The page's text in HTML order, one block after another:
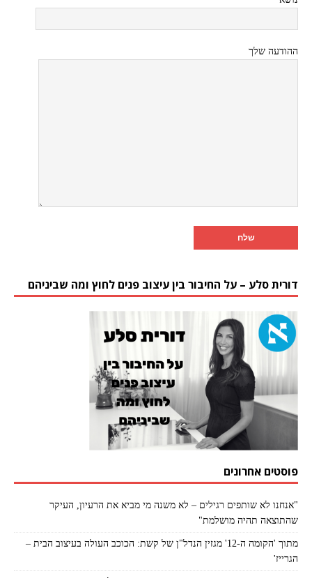
ההודעה שלך
דורית סלע – על החיבור בין עיצוב פנים לחוץ ומה שביניהם
פוסטים אחרונים
"אנחנו לא שותפים רגילים – לא משנה מי מביא את הרעיון, העיקר
שהתוצאה תהיה מושלמת"
מתוך 'הקומה ה-12' מגזין הנדל"ן של קשת: הכוכב העולה בעיצוב הבית –
הגרייז'